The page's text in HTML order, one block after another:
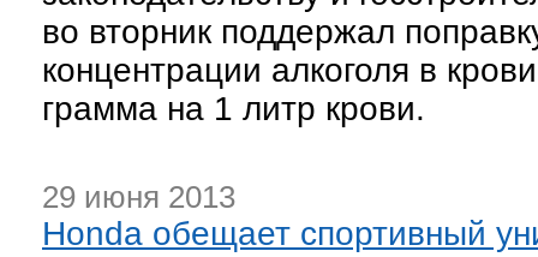
во вторник поддержал
концентрации алкоголя в
грамма на 1 литр крови.
29 июня 2013
Honda обещает спортивный